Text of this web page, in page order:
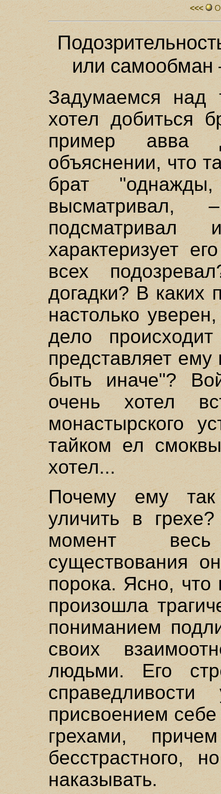
<<<
или самообман
Задумаемся над
хотел добиться
пример авва
объяснении, что
брат
характеризует
всех
догадки? В каких
настолько
дело
представляет
быть иначе"?
очень хотел
монастырского
тайком ел
хотел...
Почему ему
уличить в
момент
существования
порока. Ясно, что
произошла
пониманием
своих
людьми. Его
справедливости
присвоением
грехами,
бесстрастного,
наказывать.